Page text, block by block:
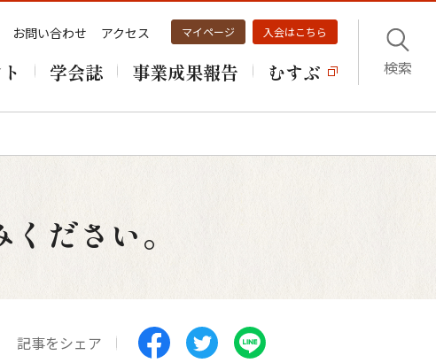
お問い合わせ アクセス マイページ 入会はこちら
学会誌 事業成果報告 むすぶ 検索
ださい。
記事をシェア